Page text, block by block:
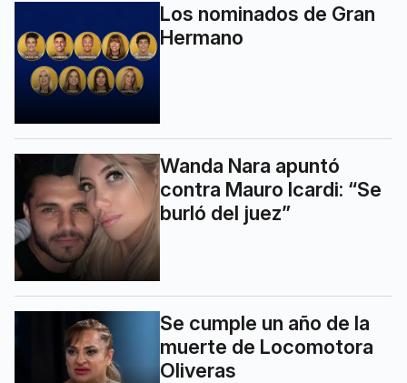
Los nominados de Gran
Hermano
Wanda Nara apuntó
contra Mauro Icardi: “Se
burló del juez”
Se cumple un año de la
muerte de Locomotora
Oliveras